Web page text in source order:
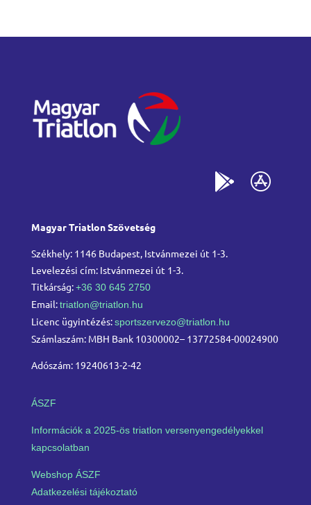
Magyar Triatlon Szövetség
Székhely: 1146 Budapest, Istvánmezei út 1-3.
Levelezési cím: Istvánmezei út 1-3.
Titkárság:+36 30 645 2750
Email:triatlon@triatlon.hu
Licenc ügyintézés:sportszervezo@triatlon.hu
Számlaszám: MBH Bank 10300002– 13772584-00024900
Adószám: 19240613-2-42
ÁSZF
Információk a 2025-ös triatlon versenyengedélyekkel
kapcsolatban
Webshop ÁSZF
Adatkezelési tájékoztató